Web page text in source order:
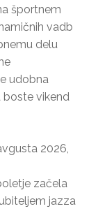
športnem
vadb
delu
udobna
boste vikend
2026,
začela
jazza